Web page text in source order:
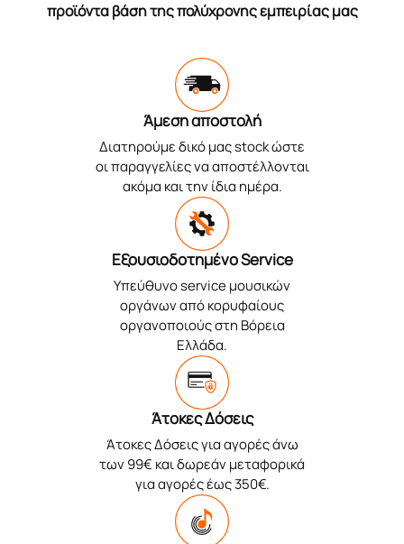
προϊόντα βάση της πολύχρονης εμπειρίας μας
Άμεση αποστολή
Διατηρούμε δικό μας stock ώστε
οι παραγγελίες να αποστέλλονται
ακόμα και την ίδια ημέρα.
Εξουσιοδοτημένο Service
Υπεύθυνο service μουσικών
οργάνων από κορυφαίους
οργανοποιούς στη Βόρεια
Ελλάδα.
Άτοκες Δόσεις
Άτοκες Δόσεις για αγορές άνω
των 99€ και δωρεάν μεταφορικά
για αγορές έως 350€.